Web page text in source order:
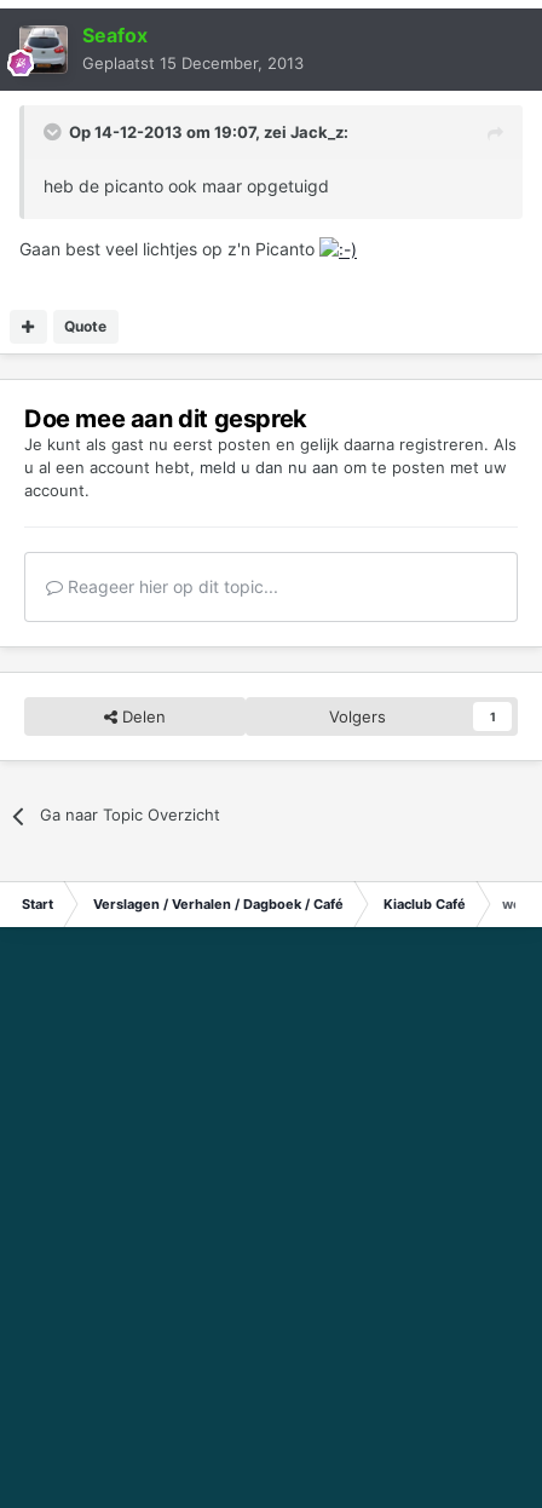
Seafox
Geplaatst 15 December, 2013
Op 14-12-2013 om 19:07, zei Jack_z:
heb de picanto ook maar opgetuigd
Gaan best veel lichtjes op z'n Picanto
Quote
Doe mee aan dit gesprek
Je kunt als gast nu eerst posten en gelijk daarna registreren. Als
u al een account hebt, meld u dan nu aan om te posten met uw
account.
Reageer hier op dit topic...
Delen Volgers 1
Ga naar Topic Overzicht
Start Verslagen / Verhalen / Dagboek / Café Kiaclub Café we